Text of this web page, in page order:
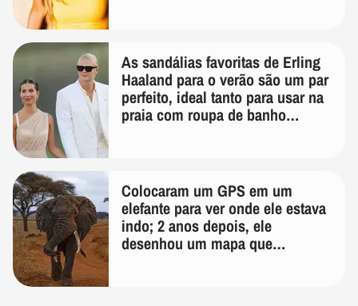
As sandálias favoritas de Erling
Haaland para o verão são um par
perfeito, ideal tanto para usar na
praia com roupa de banho
Colocaram um GPS em um
elefante para ver onde ele estava
indo; 2 anos depois, ele
desenhou um mapa que